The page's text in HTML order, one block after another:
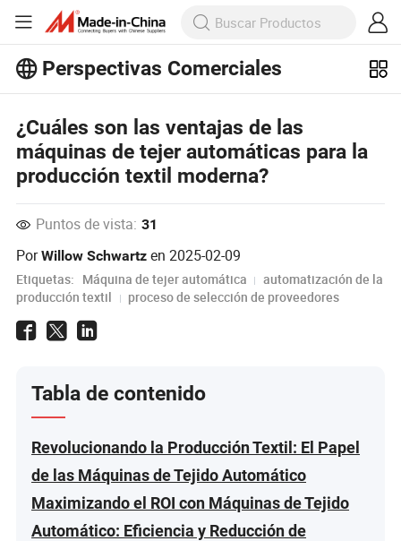
Perspectivas Comerciales
¿Cuáles son las ventajas de las
máquinas de tejer automáticas para la
producción textil moderna?
Puntos de vista: 31
PorWillow Schwartz en2025-02-09
Etiquetas: Máquina de tejer automática
automatización de la
producción textil
proceso de selección de proveedores
Tabla de contenido
Revolucionando la Producción Textil: El Papel
de las Máquinas de Tejido Automático
Maximizando el ROI con Máquinas de Tejido
Automático: Eficiencia y Reducción de